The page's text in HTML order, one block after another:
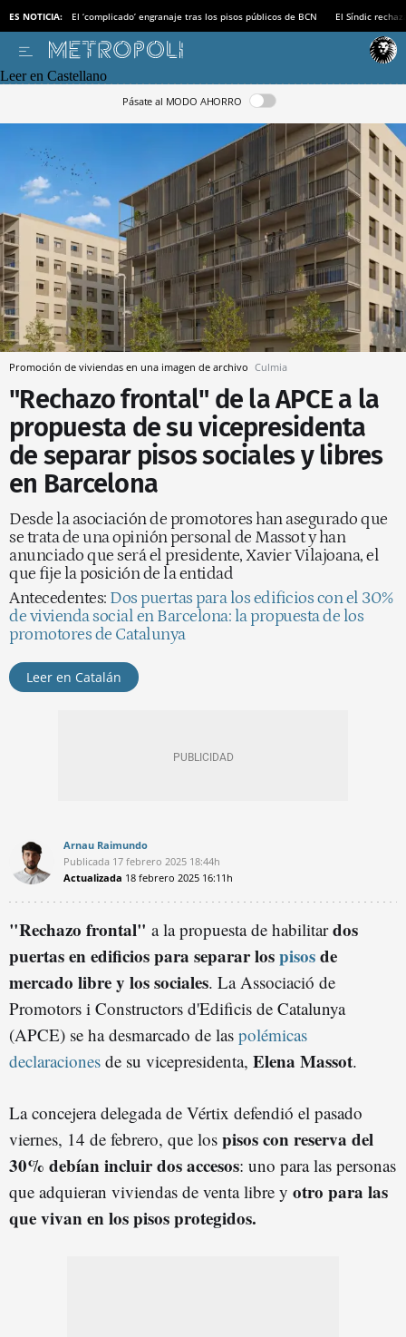
ES NOTICIA: El ‘complicado’ engranaje tras los pisos públicos de BCN El Síndic
Leer en Castellano
Pásate al MODO AHORRO
Promoción de viviendas en una imagen de archivo Culmia
"Rechazo frontal" de la APCE a la
propuesta de su vicepresidenta
de separar pisos sociales y libres
en Barcelona
Desde la asociación de promotores han asegurado que
se trata de una opinión personal de Massot y han
anunciado que será el presidente, Xavier Vilajoana, el
que fije la posición de la entidad
Antecedentes: Dos puertas para los edificios con el 30%
de vivienda social en Barcelona: la propuesta de los
promotores de Catalunya
Leer en Catalán
Arnau Raimundo
Publicada 17 febrero 2025 18:44h
Actualizada 18 febrero 2025 16:11h
"Rechazo frontal" a la propuesta de habilitardos
puertas en edificios para separar lospisosde
mercado libre y los sociales. La Associació de
Promotors i Constructors d'Edificis de Catalunya
(APCE) se ha desmarcado de las polémicas
declaraciones de su vicepresidenta, Elena Massot.
La concejera delegada de Vértix defendió el pasado
viernes, 14 de febrero, que los pisos con reserva del
30% debían incluir dos accesos: uno para las personas
que adquieran viviendas de venta libre y otro para las
que vivan en los pisos protegidos.